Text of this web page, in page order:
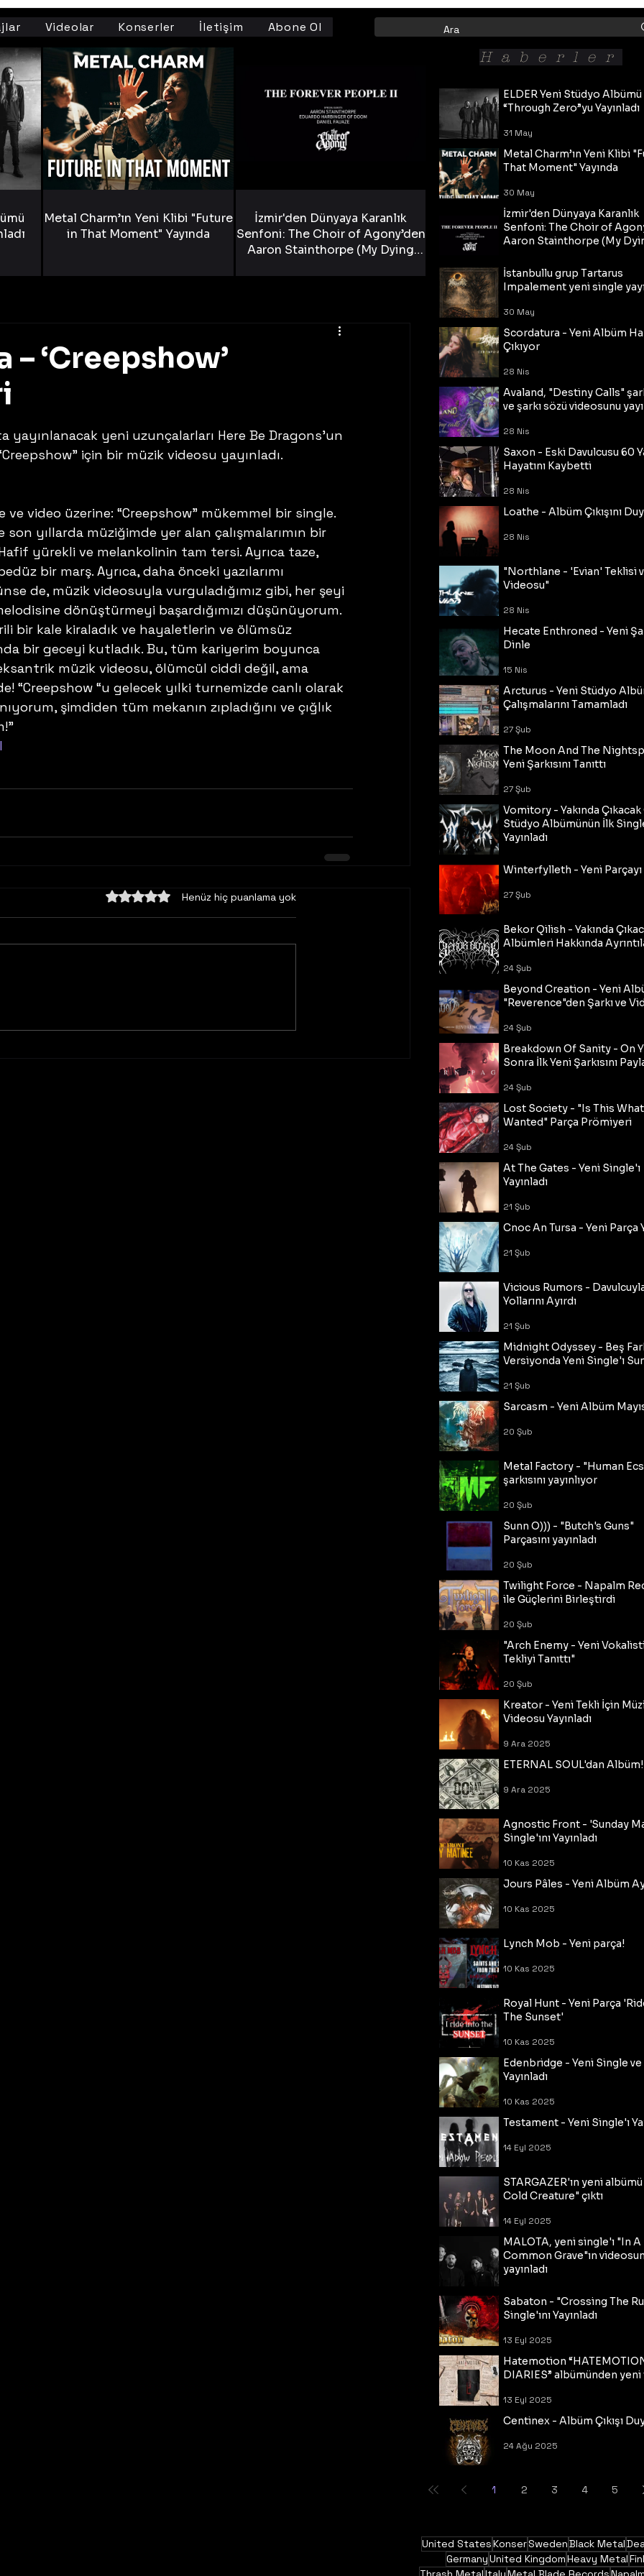
Videolar Konserler İletişim Abone Ol
– ‘Creepshow’
yayınlanacak yeni uzunçalarları Here Be Dragons’un
için bir müzik videosu yayınladı.
ve video üzerine: “Creepshow” mükemmel bir single.
son yıllarda müziğimde yer alan çalışmalarımın bir
yürekli ve melankolinin tam tersi. Ayrıca taze,
bir marş. Ayrıca, daha önceki yazılarımı
de, müzik videosuyla vurguladığımız gibi, her şeyi
dönüştürmeyi başardığımızı düşünüyorum.
bir kale kiraladık ve hayaletlerin ve ölümsüz
bir geceyi kutladık. Bu, tüm kariyerim boyunca
müzik videosu, ölümcül ciddi değil, ama
“Creepshow “u gelecek yılki turnemizde canlı olarak
şimdiden tüm mekanın zıpladığını ve çığlık
5 üzerinden 0 yıldızHenüz hiç puanlama yok
Metal Charm’ın Yeni Klibi "Future
in That Moment" Yayında
İzmir'den Dünyaya Karanlık
Senfoni: The Choir of Agony’den
Aaron Stainthorpe (My Dying
ELDER Yeni Stüdyo Albümü
“Through Zero”yu Yayınladı
31 May
Metal Charm’ın Yeni Klibi
That Moment" Yayında
30 May
İzmir'den Dünyaya Karanlık
Senfoni: The Choir of
Aaron Stainthorpe (My
Tekli!
30 May
İstanbullu grup Tartarus
Impalement yeni single
30 May
Scordatura - Yeni Albüm
Çıkıyor
28 Nis
Avaland, "Destiny Calls"
ve şarkı sözü videosunu
28 Nis
Saxon - Eski Davulcusu 60
Hayatını Kaybetti
28 Nis
Loathe - Albüm Çıkışını
28 Nis
"Northlane - 'Evian' Teklisi
Videosu"
28 Nis
Hecate Enthroned - Yeni
Dinle
15 Nis
Arcturus - Yeni Stüdyo
Çalışmalarını Tamamladı
27 Şub
The Moon And The
Yeni Şarkısını Tanıttı
27 Şub
Vomitory - Yakında
Stüdyo Albümünün İlk
Yayınladı
Winterfylleth - Yeni Parçayı
27 Şub
Bekor Qilish - Yakında
Albümleri Hakkında
24 Şub
Beyond Creation - Yeni
"Reverence"den Şarkı ve
24 Şub
Breakdown Of Sanity - On
Sonra İlk Yeni Şarkısını
24 Şub
Lost Society - "Is This
Wanted" Parça Prömiyeri
24 Şub
At The Gates - Yeni Single'ı
Yayınladı
21 Şub
Cnoc An Tursa - Yeni Parça
21 Şub
Vicious Rumors -
Yollarını Ayırdı
21 Şub
Midnight Odyssey - Beş
Versiyonda Yeni Single'ı
21 Şub
Sarcasm - Yeni Albüm
20 Şub
Metal Factory - "Human
şarkısını yayınlıyor
20 Şub
Sunn O))) - "Butch's Guns"
Parçasını yayınladı
20 Şub
Twilight Force - Napalm
ile Güçlerini Birleştirdi
20 Şub
"Arch Enemy - Yeni
Tekliyi Tanıttı"
20 Şub
Kreator - Yeni Tekli İçin
Videosu Yayınladı
9 Ara 2025
ETERNAL SOUL'dan Albüm!
9 Ara 2025
Agnostic Front - 'Sunday
Single'ını Yayınladı
10 Kas 2025
Jours Pâles - Yeni Albüm
10 Kas 2025
Lynch Mob - Yeni parça!
10 Kas 2025
Royal Hunt - Yeni Parça
The Sunset'
10 Kas 2025
Edenbridge - Yeni Single
Yayınladı
10 Kas 2025
Testament - Yeni Single'ı
14 Eyl 2025
STARGAZER'ın yeni
Cold Creature" çıktı
14 Eyl 2025
MALOTA, yeni single'ı "In A
Common Grave"ın
yayınladı
Sabaton - "Crossing The
Single'ını Yayınladı
13 Eyl 2025
Hatemotion
DIARIES” albümünden
13 Eyl 2025
Centinex - Albüm Çıkışı
24 Ağu 2025
1 2 3 4 5
United StatesKonserSwedenBlack Metal
GermanyUnited KingdomHeavy Metal
Haberler